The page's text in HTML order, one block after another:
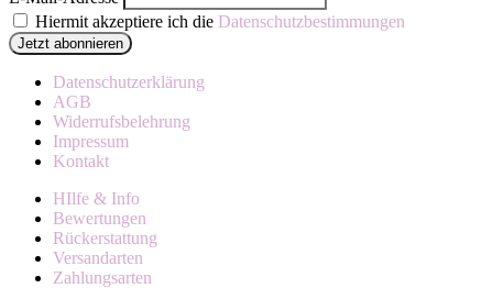
Hiermit akzeptiere ich die Datenschutzbestimmungen
Datenschutzerklärung
AGB
Widerrufsbelehrung
Impressum
Kontakt
HIlfe & Info
Bewertungen
Rückerstattung
Versandarten
Zahlungsarten